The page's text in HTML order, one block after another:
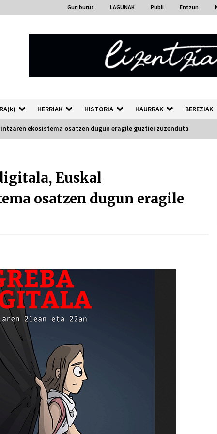
Guri buruz LAGUNAK Publi Entzun
HERRIAK HISTORIA HAURRAK BEREZIAK
idatzitako letren hiztegia
2026/07/23
Auzoportala : 1×04 Auzofoniak
SOINUGELA: Paul McCartney eta
Ringo Starr-en lan berriak
ekosistema osatzen dugun eragile guztiei zuzenduta
Euskal
osatzen dugun eragile